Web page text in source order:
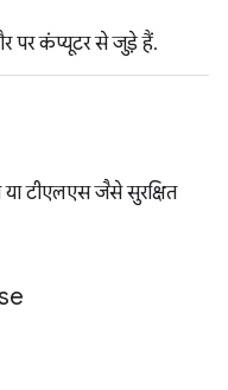
पर कंप्यूटर से जुड़े हैं.
टीएलएस जैसे सुरक्षित